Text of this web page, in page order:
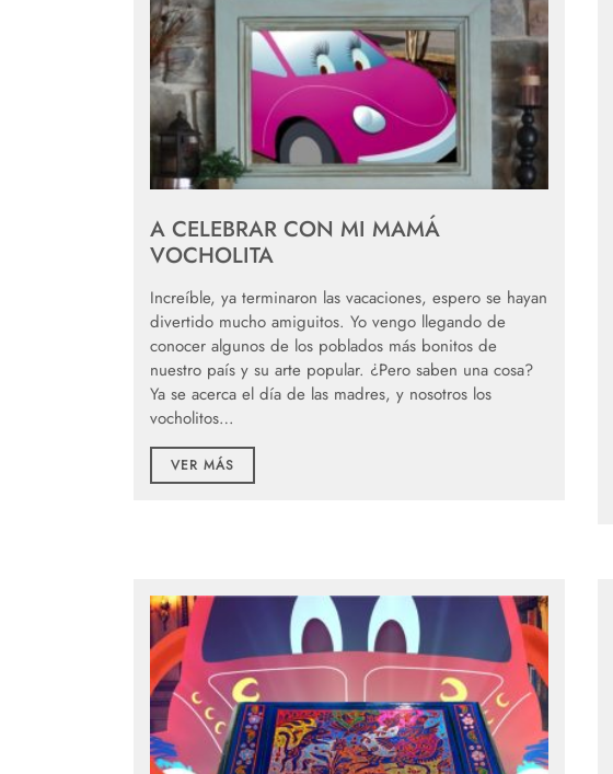
A CELEBRAR CON MI MAMÁ
VOCHOLITA
Increíble, ya terminaron las vacaciones, espero se hayan
divertido mucho amiguitos. Yo vengo llegando de
conocer algunos de los poblados más bonitos de
nuestro país y su arte popular. ¿Pero saben una cosa?
Ya se acerca el día de las madres, y nosotros los
vocholitos…
VER MÁS